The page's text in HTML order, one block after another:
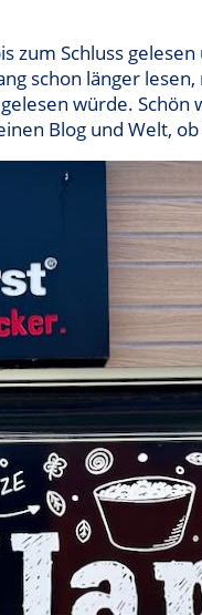
zum Schluss
schon länger
würde.
Blog und Welt,